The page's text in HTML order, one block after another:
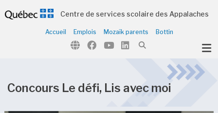
(Notre organisation )
Centre de services scolaire des Appalaches
Accueil Emplois Mozaïk parents Bottin
Concours Le défi, Lis avec moi